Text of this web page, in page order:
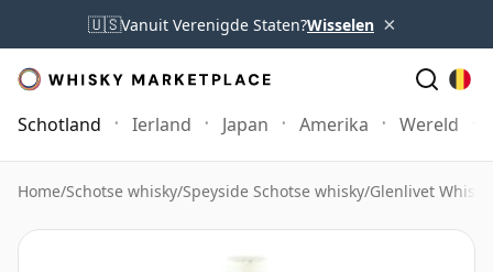
🇺🇸Vanuit Verenigde Staten?Wisselen ×
Schotland Ierland Japan Amerika Wereld
Home/Schotse whisky/Speyside Schotse whisky/Glenlivet Whisky